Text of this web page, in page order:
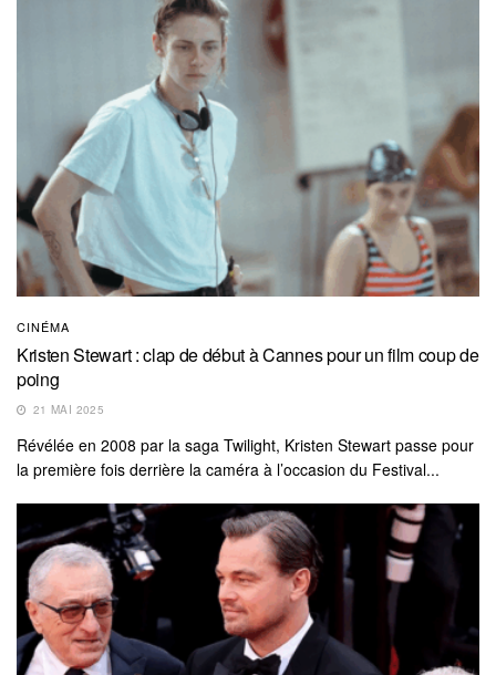
CINÉMA
Kristen Stewart : clap de début à Cannes pour un film coup de
poing
21 MAI 2025
Révélée en 2008 par la saga Twilight, Kristen Stewart passe pour
la première fois derrière la caméra à l’occasion du Festival...